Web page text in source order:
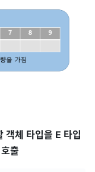
체 타입을 E 타입
출